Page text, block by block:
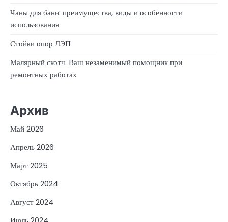
Чаны для бани: преимущества, виды и особенности
использования
Стойки опор ЛЭП
Малярный скотч: Ваш незаменимый помощник при
ремонтных работах
Архив
Май 2026
Апрель 2026
Март 2025
Октябрь 2024
Август 2024